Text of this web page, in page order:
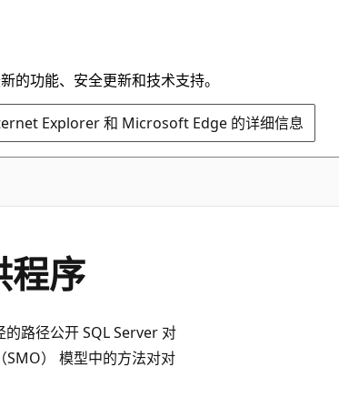
功能、安全更新和技术支持。
Explorer 和 Microsoft Edge 的详细信息
序
路径公开 SQL Server 对
SMO） 模型中的方法对对